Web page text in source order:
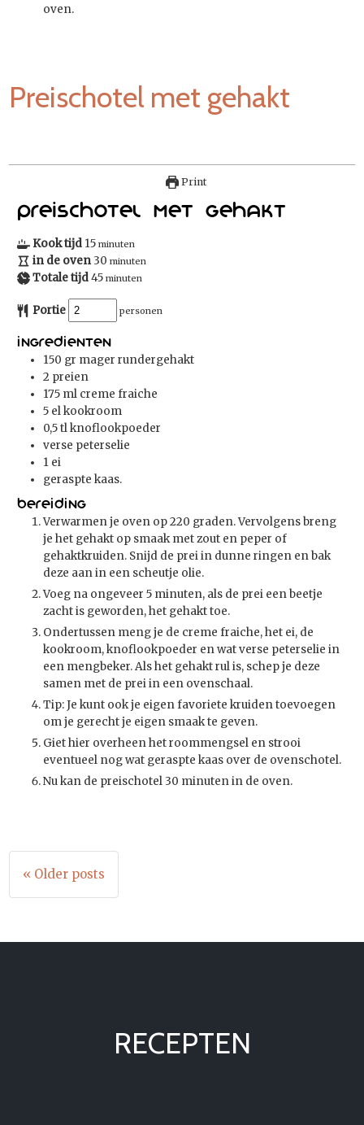
oven.
Preischotel met gehakt
Print
Preischotel met gehakt
Kook tijd 15 minuten
in de oven 30 minuten
Totale tijd45 minuten
Portie personen
Ingredienten
150 gr mager rundergehakt
2 preien
175 ml creme fraiche
5 elkookroom
0,5tlknoflookpoeder
verse peterselie
1 ei
geraspte kaas.
Bereiding
Verwarmen je oven op 220 graden. Vervolgens breng
je het gehakt op smaak met zout en peper of
gehaktkruiden. Snijd de prei in dunne ringen en bak
deze aan in een scheutje olie.
Voeg na ongeveer 5 minuten, als de prei een beetje
zacht is geworden, het gehakt toe.
Ondertussen meng je de creme fraiche, het ei, de
kookroom, knoflookpoeder en wat verse peterselie in
een mengbeker. Als het gehakt rul is, schep je deze
samen met de prei in een ovenschaal.
Tip: Je kunt ook je eigen favoriete kruiden toevoegen
om je gerecht je eigen smaak te geven.
Giet hier overheen het roommengsel en strooi
eventueel nog wat geraspte kaas over de ovenschotel.
Nu kan de preischotel 30 minuten in de oven.
Berichtennavigatie
« Older posts
RECEPTEN